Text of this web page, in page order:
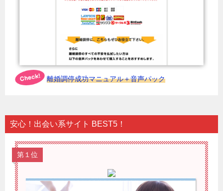
離婚調停成功マニュアル＋音声パック
安心！出会い系サイト BEST5！
第１位